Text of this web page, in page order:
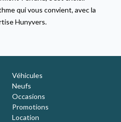
qui vous convient, avec la
Hunyvers.
Véhicules
Neufs
Occasions
Promotions
Location